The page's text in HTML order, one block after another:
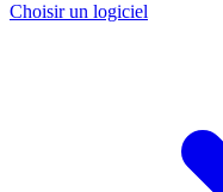
Choisir un logiciel